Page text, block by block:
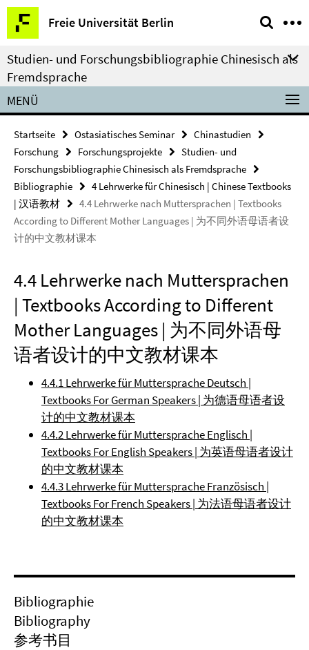
Springe
direkt
zu
Inhalt
Freie Universität Berlin
Service-
Navigation
Studien- und Forschungsbibliographie Chinesisch als
Fremdsprache
MENÜ
Startseite Ostasiatisches Seminar
Chinastudien
Forschung
Forschungsprojekte
Studien- und
Forschungsbibliographie Chinesisch als Fremdsprache
Bibliographie
4 Lehrwerke für Chinesisch | Chinese Textbooks
| 汉语教材
4.4 Lehrwerke nach Muttersprachen | Textbooks
According to Different Mother Languages | 为不同外语母语者设
计的中文教材课本
4.4 Lehrwerke nach Muttersprachen
| Textbooks According to Different
Mother Languages | 为不同外语母
语者设计的中文教材课本
4.4.1 Lehrwerke für Muttersprache Deutsch |
Textbooks For German Speakers | 为德语母语者设
计的中文教材课本
4.4.2 Lehrwerke für Muttersprache Englisch |
Textbooks For English Speakers | 为英语母语者设计
的中文教材课本
4.4.3 Lehrwerke für Muttersprache Französisch |
Textbooks For French Speakers | 为法语母语者设计
的中文教材课本
Bibliographie
Bibliography
参考书目